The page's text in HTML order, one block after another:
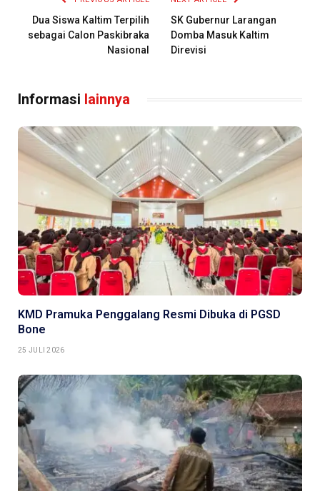
Dua Siswa Kaltim Terpilih
sebagai Calon Paskibraka
Nasional
SK Gubernur Larangan
Domba Masuk Kaltim
Direvisi
Informasi lainnya
KMD Pramuka Penggalang Resmi Dibuka di PGSD
Bone
25 JULI 2026